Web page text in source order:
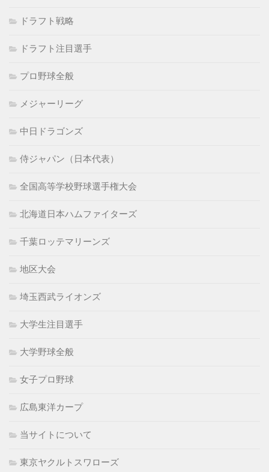
ドラフト戦略
ドラフト注目選手
プロ野球全般
メジャーリーグ
中日ドラゴンズ
侍ジャパン（日本代表）
全国高等学校野球選手権大会
北海道日本ハムファイターズ
千葉ロッテマリーンズ
地区大会
埼玉西武ライオンズ
大学生注目選手
大学野球全般
女子プロ野球
広島東洋カープ
当サイトについて
東京ヤクルトスワローズ